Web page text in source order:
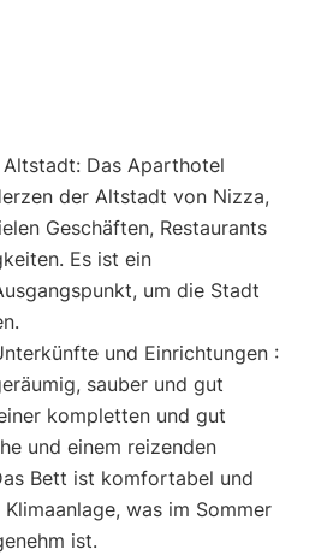
Das Aparthotel
der Altstadt von Nizza,
Geschäften, Restaurants
Es ist ein
um die Stadt
und Einrichtungen :
sauber und gut
kompletten und gut
und einem reizenden
Bett ist komfortabel und
was im Sommer
ist.